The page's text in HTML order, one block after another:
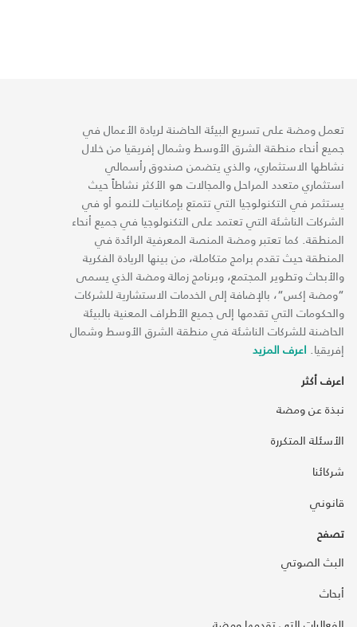
تعمل ومضة على تسريع البيئة الحاضنة لريادة الأعمال في
جميع أنحاء منطقة الشرق الأوسط وشمال إفريقيا من خلال
نشاطها الاستثماري، والذي يتضمن صندوق رأسمالي
استثماري متعدد المراحل والمجالات هو الأكثر نشاطاً حيث
يستثمر في التكنولوجيا التي تتمتع بإمكانيات للنمو أو في
الشركات الناشئة التي تعتمد على التكنولوجيا في جميع أنحاء
المنطقة. كما تعتبر ومضة المنصة المعرفية الرائدة في
المنطقة حيث تقدم برامج متكاملة، من بينها الريادة الفكرية
والأبحاث وتطوير المجتمع، وبرنامج زمالة ومضة الذي يسمى
“ومضة إكس“، بالإضافة إلى الخدمات الاستشارية للشركات
والحكومات التي تقدمها إلى جميع الأطراف المعنية بالبيئة
الحاضنة للشركات الناشئة في منطقة الشرق الأوسط وشمال
إفريقيا. اعرف المزيد
اعرف أكثر
نبذة عن ومضة
الأسئلة المتكررة
شركائنا
قانوني
تصفح
البث الصوتي
أبحاث